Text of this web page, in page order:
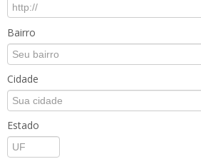
Bairro
Cidade
Estado